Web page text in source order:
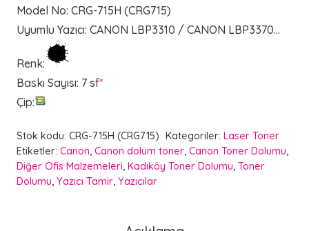
Model No: CRG-715H (CRG715)
Uyumlu Yazıcı: CANON LBP3310 / CANON LBP3370…
Renk:
Baskı Sayısı: 7 sf*
Çip:
Stok kodu: CRG-715H (CRG715) Kategoriler: Laser Toner
Etiketler: Canon Canon dolum toner Canon Toner Dolumu
Diğer Ofis Malzemeleri Kadıköy Toner Dolumu Toner
Dolumu Yazıcı Tamir Yazıcılar